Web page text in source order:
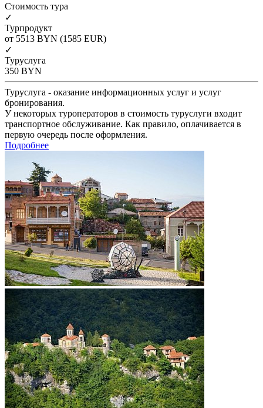
Cтоимость тура
✓
Турпродукт
от 5513 BYN (1585 EUR)
✓
Туруслуга
350 BYN
Туруслуга - оказание информационных услуг и услуг
бронирования.
У некоторых туроператоров в стоимость туруслуги входит
транспортное обслуживание. Как правило, оплачивается в
первую очередь после оформления.
Подробнее